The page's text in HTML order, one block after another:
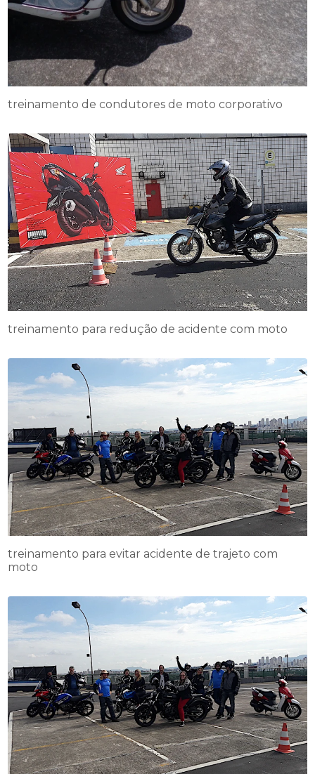
treinamento de condutores de moto corporativo
treinamento para redução de acidente com moto
treinamento para evitar acidente de trajeto com
moto